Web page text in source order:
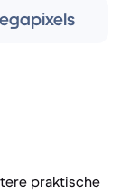
praktische